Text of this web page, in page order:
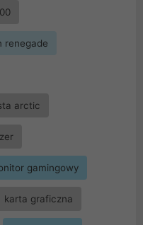
renegade
arctic
gamingowy
karta graficzna